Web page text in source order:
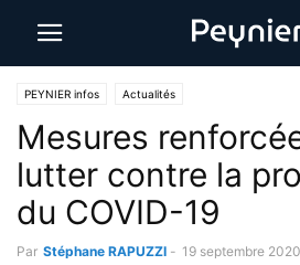
PEYNIER infos Actualités
Mesures
lutter contre la
du COVID-19
Par Stéphane RAPUZZI - 19 septembre 2020